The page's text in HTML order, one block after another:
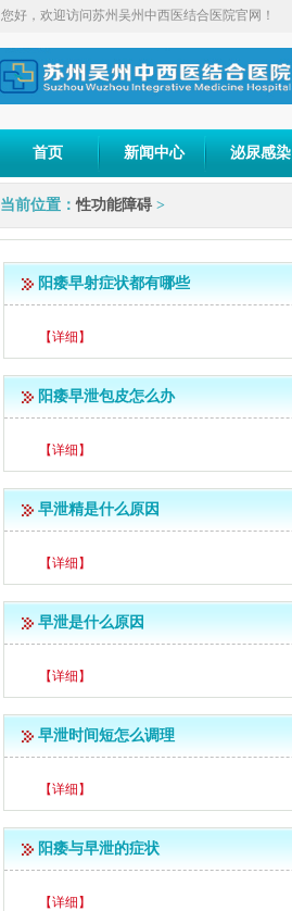
您好，欢迎访问苏州吴州中西医结合医院官网！
首页 新闻中心 泌尿感染
当前位置：性功能障碍 >
阳痿早射症状都有哪些
【详细】
阳痿早泄包皮怎么办
【详细】
早泄精是什么原因
【详细】
早泄是什么原因
【详细】
早泄时间短怎么调理
【详细】
阳痿与早泄的症状
【详细】